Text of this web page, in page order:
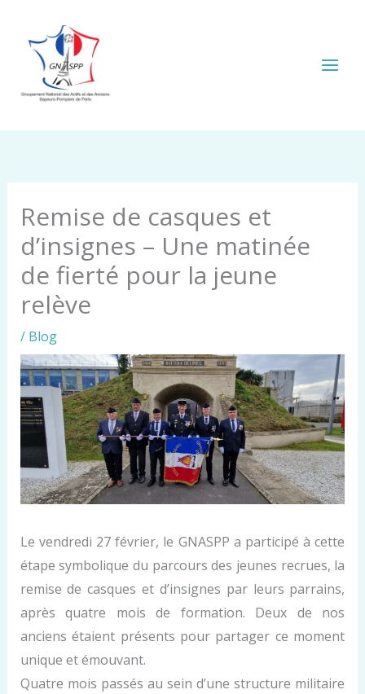
contenu
Remise de casques et
d’insignes – Une matinée
de fierté pour la jeune
relève
/ Blog
Le vendredi 27 février, le GNASPP a participé à cette
étape symbolique du parcours des jeunes recrues, la
remise de casques et d’insignes par leurs parrains,
après quatre mois de formation. Deux de nos
anciens étaient présents pour partager ce moment
unique et émouvant.
Quatre mois passés au sein d’une structure militaire